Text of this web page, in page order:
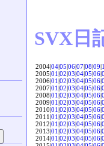
SVX日
2004|04|05|06|07|08|09|
2005|01|02|03|04|05|06|
2006|01|02|03|04|05|06|
2007|01|02|03|04|05|06|
2008|01|02|03|04|05|06|
2009|01|02|03|04|05|06|
2010|01|02|03|04|05|06|
2011|01|02|03|04|05|06|
2012|01|02|03|04|05|06|
2013|01|02|03|04|05|06|
2014|01|02|03|04|05|06|